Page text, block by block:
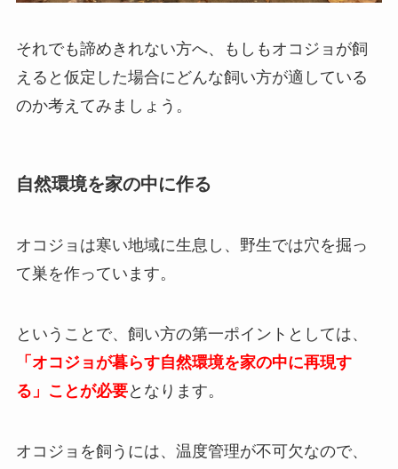
それでも諦めきれない方へ、もしもオコジョが飼
えると仮定した場合にどんな飼い方が適している
のか考えてみましょう。
自然環境を家の中に作る
オコジョは寒い地域に生息し、野生では穴を掘っ
て巣を作っています。
ということで、飼い方の第一ポイントとしては、
「オコジョが暮らす自然環境を家の中に再現す
る」ことが必要となります。
オコジョを飼うには、温度管理が不可欠なので、